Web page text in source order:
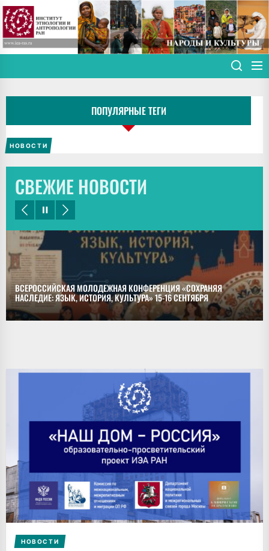
Skip
to
the
content
ПОПУЛЯРНЫЕ ТЕГИ
НОВОСТИ
СВЕЖИЕ НОВОСТИ
ВСЕРОССИЙСКАЯ МОЛОДЕЖНАЯ КОНФЕРЕНЦИЯ «СОХРАНЯЯ
НАСЛЕДИЕ: ЯЗЫК, ИСТОРИЯ, КУЛЬТУРА» 15-16 СЕНТЯБРЯ
НОВОСТИ